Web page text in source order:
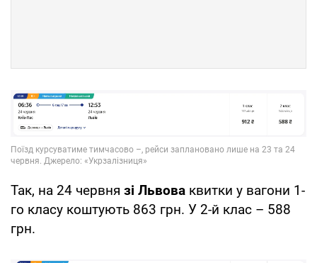
Так, на 24 червня зі Львова квитки у вагони 1-
го класу коштують 863 грн. У 2-й клас – 588
грн.